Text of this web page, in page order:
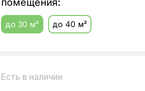
помещения:
до 30 м² до 40 м²
Есть в наличии